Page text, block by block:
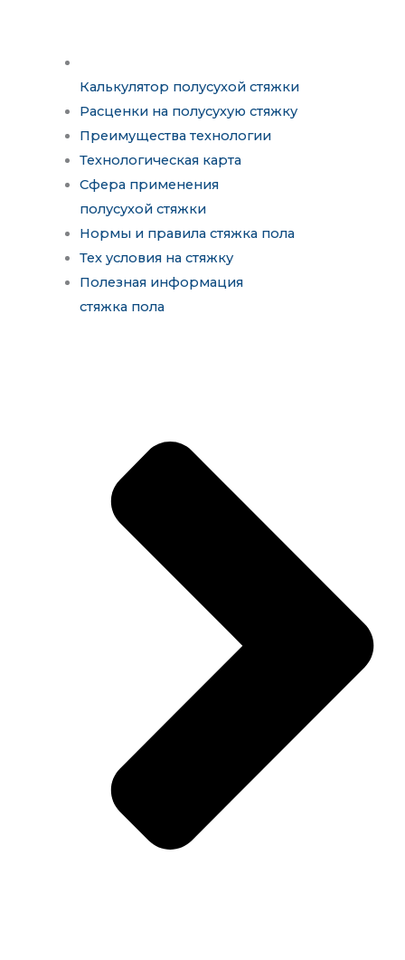
Калькулятор полусухой стяжки
Расценки на полусухую стяжку
Преимущества технологии
Технологическая карта
Сфера применения
полусухой стяжки
Нормы и правила стяжка пола
Тех условия на стяжку
Полезная информация
стяжка пола